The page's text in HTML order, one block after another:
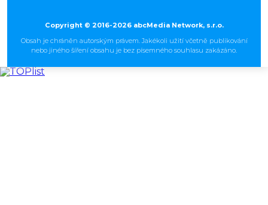
Copyright © 2016-2026 abcMedia Network, s.r.o.
Obsah je chráněn autorským právem. Jakékoli užití včetně publikování
nebo jiného šíření obsahu je bez písemného souhlasu zakázáno.